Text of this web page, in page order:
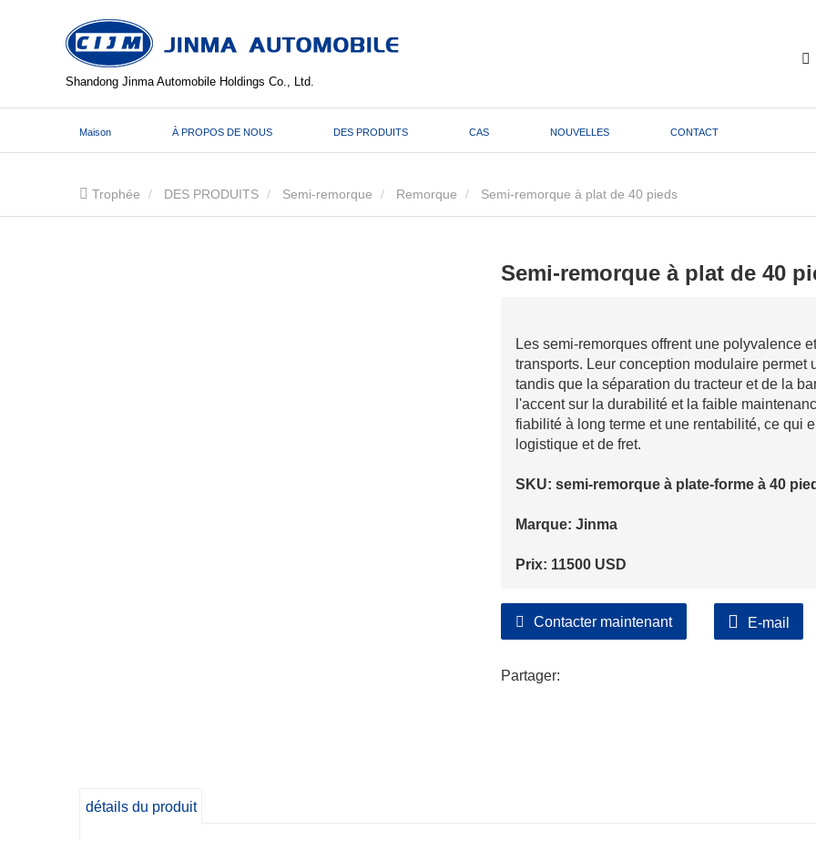
Shandong Jinma Automobile Holdings Co., Ltd.
Maison À PROPOS DE NOUS DES PRODUITS CAS NOUVELLES CONTACT
Trophée DES PRODUITS Semi-remorque Remorque Semi-remorque à plat de 40 pieds
Semi-remorque à plat de 40
Les semi-remorques offrent une polyvalence
transports. Leur conception modulaire permet
tandis que la séparation du tracteur et de la
l'accent sur la durabilité et la faible
fiabilité à long terme et une rentabilité, ce qui
logistique et de fret.
SKU: semi-remorque à plate-forme à 40
Marque: Jinma
Prix: 11500 USD
Contacter maintenant E-mail
Partager:
détails du produit